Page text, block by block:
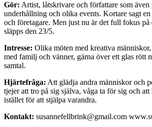
Gör: Artist, låtskrivare och författare som även
underhållning och olika events. Kortare sagt
och företagare. Men just nu är det full fokus på
släpps den 23/5.
Intresse: Olika möten med kreativa
med familj och vänner, gärna över ett glas rött
samtal.
Hjärtefråga: Att glädja andra människor och
tjejer att tro på sig själva, våga ta för sig och att
istället för att stjälpa varandra.
Kontakt: susannefellbrink@gmail.com